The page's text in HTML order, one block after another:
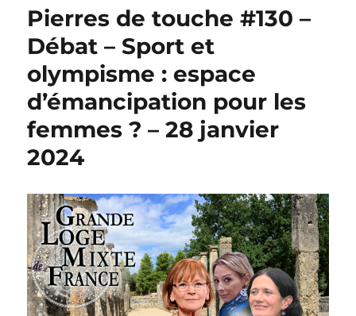
Pierres de touche #130 –
Débat – Sport et
olympisme : espace
d’émancipation pour les
femmes ? – 28 janvier
2024